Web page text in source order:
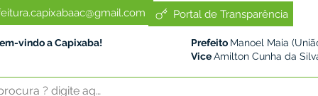
Portal de Transparência
vindo a Capixaba! Prefeito Manoel Maia
ViceAmilton Cunha da